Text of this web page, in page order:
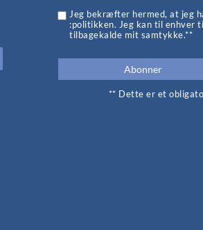
Jeg bekræfter hermed, at jeg
:politikken. Jeg kan til enhver
tilbagekalde mit samtykke.**
Abonner
** Dette er et